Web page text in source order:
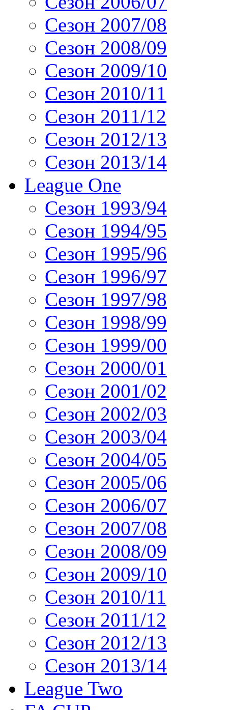
Сезон 2007/08
Сезон 2008/09
Сезон 2009/10
Сезон 2010/11
Сезон 2011/12
Сезон 2012/13
Сезон 2013/14
League One
Сезон 1993/94
Сезон 1994/95
Сезон 1995/96
Сезон 1996/97
Сезон 1997/98
Сезон 1998/99
Сезон 1999/00
Сезон 2000/01
Сезон 2001/02
Сезон 2002/03
Сезон 2003/04
Сезон 2004/05
Сезон 2005/06
Сезон 2006/07
Сезон 2007/08
Сезон 2008/09
Сезон 2009/10
Сезон 2010/11
Сезон 2011/12
Сезон 2012/13
Сезон 2013/14
League Two